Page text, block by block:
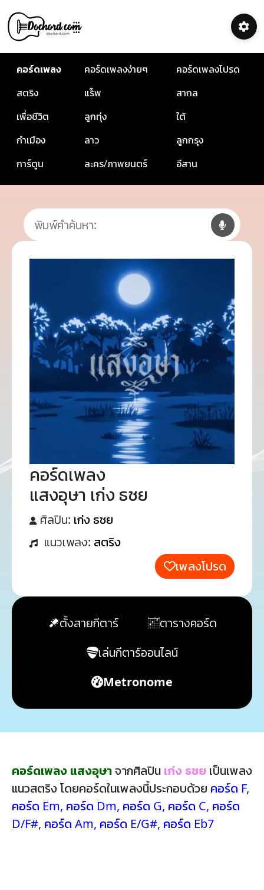
คอร์ดเพลง คอร์ดเพลงง่ายๆ
คอร์ดเพลงโปรด
สตริง
แร็พ
สากล
เพื่อชีวิต
ลูกทุ่ง
ใต้
กำเมือง
ลาว
ลูกกรุง
การ์ตูน
ละคร/ภาพยนตร์ อีสาน
คอร์ดเพลง
แสงอุษา เก่ง ธชย
ศิลปิน: เก่ง ธชย
แนวเพลง: สตริง
เพลงโปรด
ตั้งสายกีตาร์
ตารางคอร์ด
เล่นกีตาร์ออนไลน์
Metronome
คอร์ดเพลง แสงอุษาจากศิลปิน เก่ง ธชย เป็นเพลง
แนวสตริง โดยคอร์ดในเพลงนี้ประกอบด้วย คอร์ด F,
คอร์ด Em, คอร์ด Dm, คอร์ด G, คอร์ด C, คอร์ด
D/F#, คอร์ด Am, คอร์ด E/G#, คอร์ด Eb7